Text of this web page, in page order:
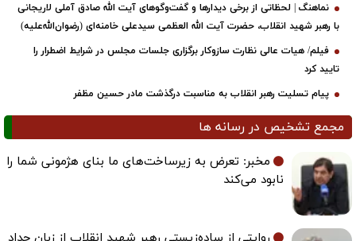
نماهنگ | لحظاتی از برخی دیدارها و گفت‌وگوهای آیت ‌الله صادق آملی لاریجانی
با رهبر شهید انقلاب، حضرت آیت‌ الله العظمی سیدعلی خامنه‌ای (رضوان‌الله‌علیه)
فیلم/ هیات عالی نظارت سازوکار برگزاری جلسات مجلس در شرایط اضطرار را
تایید کرد
پیام تسلیت رهبر انقلاب به مناسبت درگذشت مادر حسین مظفر
مجمع تشخیص در رسانه ها
مخبر: تعرض به زیرساخت‌های ما بنای هژمونی شما را
نابود می‌کند